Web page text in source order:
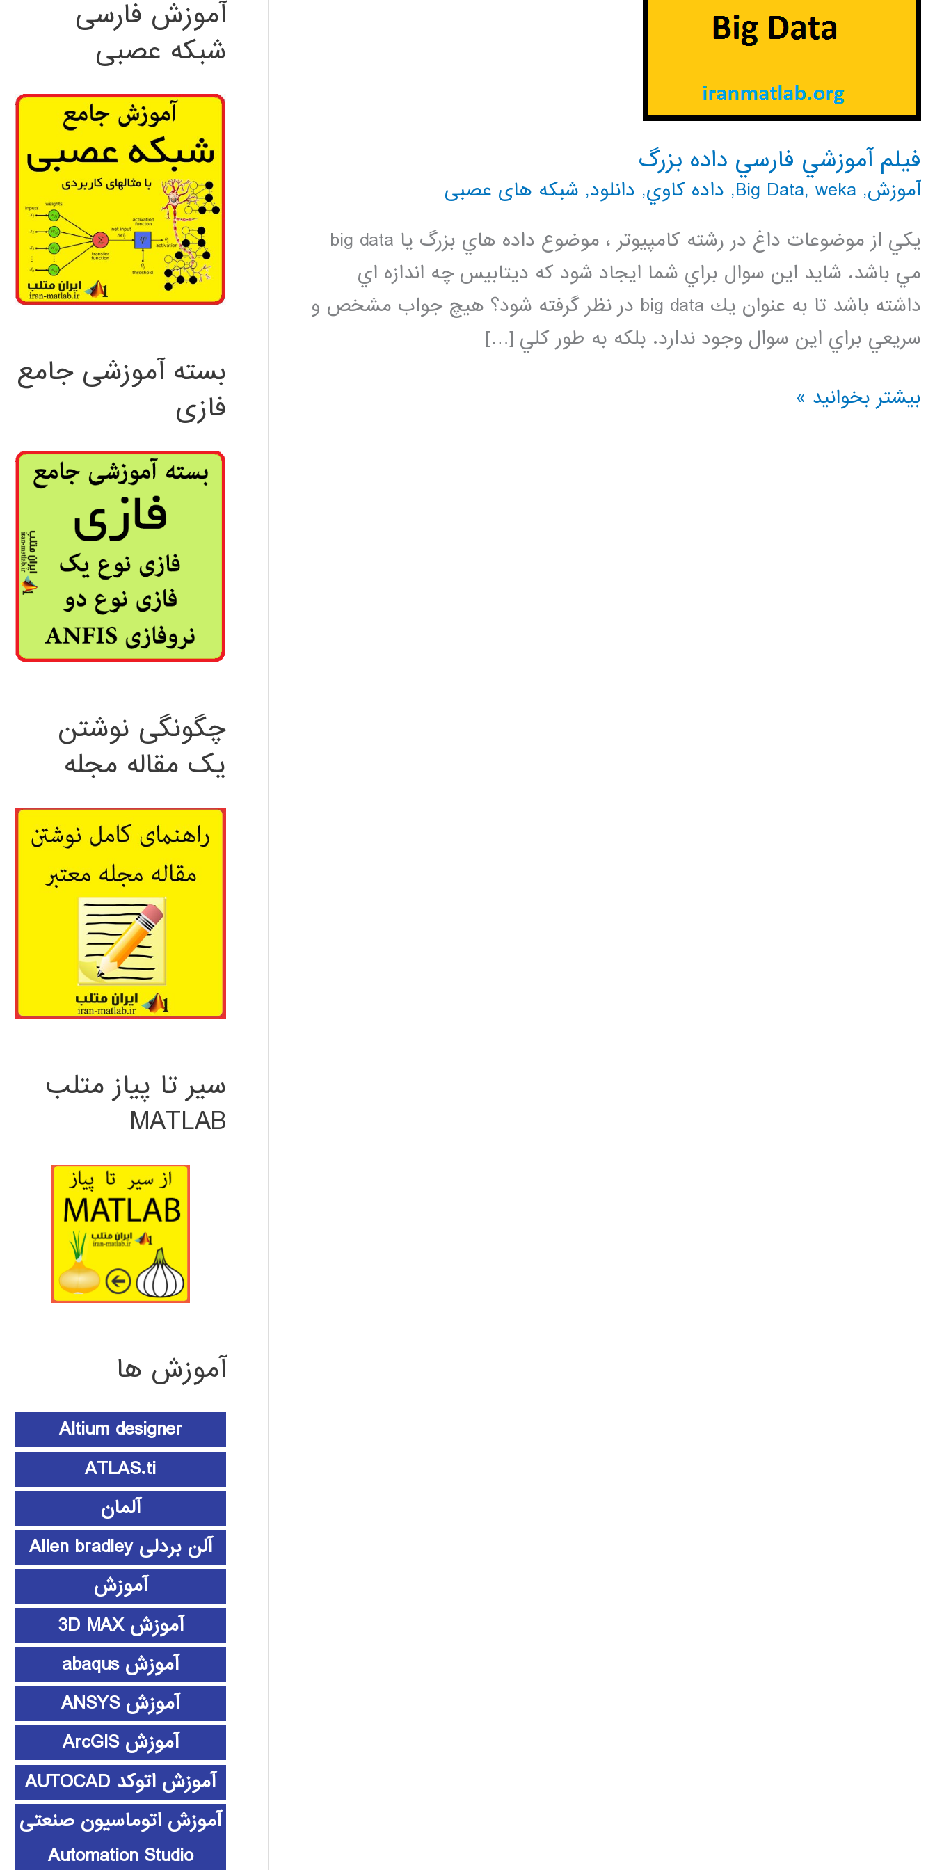
فيلم آموزشي فارسي داده بزرگ
آموزش,
Big Data, weka
, داده كاوي, دانلود, شبکه های عصبی
يكي از موضوعات داغ در رشته كامپيوتر ، موضوع داده هاي بزرگ يا big data
مي باشد. شايد اين سوال براي شما ايجاد شود كه ديتابيس چه اندازه اي
داشته باشد تا به عنوان يك big data در نظر گرفته شود؟ هيچ جواب مشخص و
سريعي براي اين سوال وجود ندارد. بلكه به طور كلي […]
فيلم
فارسي
بیشتر بخوانید »
آموزش فارسی
شبکه عصبی
بسته آموزشی جامع
فازی
چگونگی نوشتن
یک مقاله مجله
سیر تا پیاز متلب
MATLAB
آموزش ها
Altium designer
ATLAS.ti
آلمان
آلن بردلی Allen bradley
آموزش
آموزش 3D MAX
آموزش abaqus
آموزش ANSYS
آموزش ArcGIS
آموزش اتوکد AUTOCAD
آموزش اتوماسیون صنعتی
Automation Studio